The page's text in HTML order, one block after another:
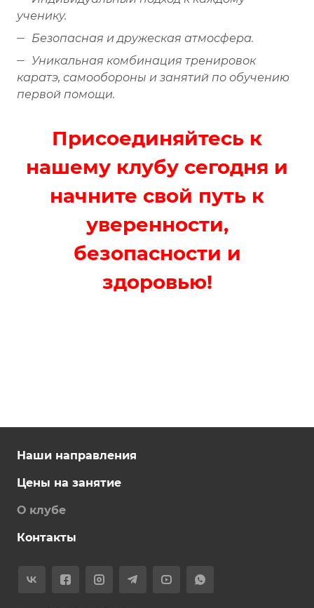
ученику.
Безопасная и дружеская атмосфера.
Уникальная комбинация тренировок
каратэ, самообороны и занятий по обучению
первой помощи.
Присоединяйтесь к
нашему клубу сегодня и
начните свой путь к
уверенности,
безопасности и
здоровью!
Наши направления
Цены на занятие
О клубе
Контакты